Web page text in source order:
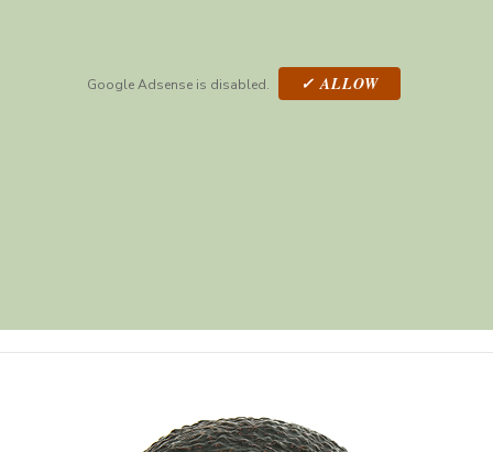
Google Adsense is disabled. ✓ ALLOW